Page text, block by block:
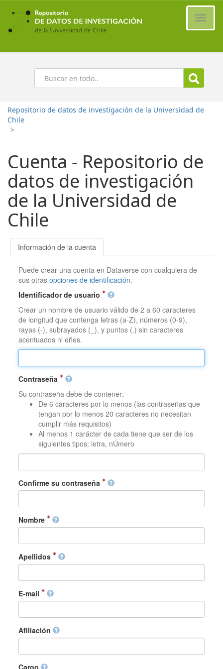
Ir
contenido
principal
Buscar
Repositorio de datos de investigación de la Universidad de
Chile
>
Cuenta - Repositorio de
datos de investigación
de la Universidad de
Chile
Información de la cuenta
Puede crear una cuenta en Dataverse con cualquiera de
sus otrasopciones de identificación.
Identificador de usuario
Crear un nombre de usuario válido de 2 a 60 caracteres
de longitud que contenga letras (a-Z), números (0-9),
rayas (-), subrayados (_), y puntos (.) sin caracteres
acentuados ni eñes.
Contraseña
Su contraseña debe de contener:
De 6 caracteres por lo menos (las contraseñas que
tengan por lo menos 20 caracteres no necesitan
cumplir más requisitos)
Al menos 1 carácter de cada tiene que ser de los
siguientes tipos: letra, nÚmero
Confirme su contraseña
Nombre
Apellidos
E-mail
Afiliación
Cargo